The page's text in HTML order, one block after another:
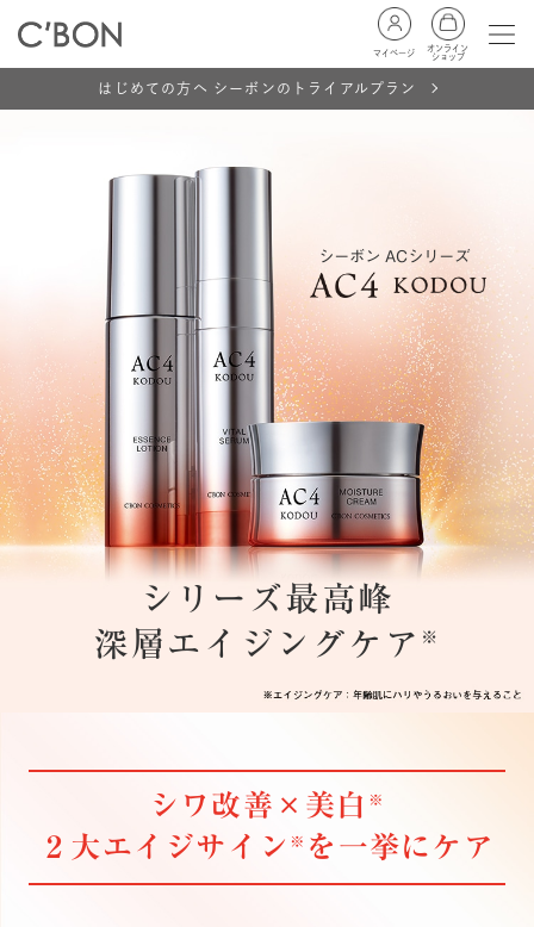
マイページ
オンライン
ショップ
はじめての方へ シーボンのトライアルプラン
シーボン ACシリーズ
シリーズ最高峰
深層エイジングケア ※
シワ改善×美白 ※
２大エイジサイン ※ を一挙にケア